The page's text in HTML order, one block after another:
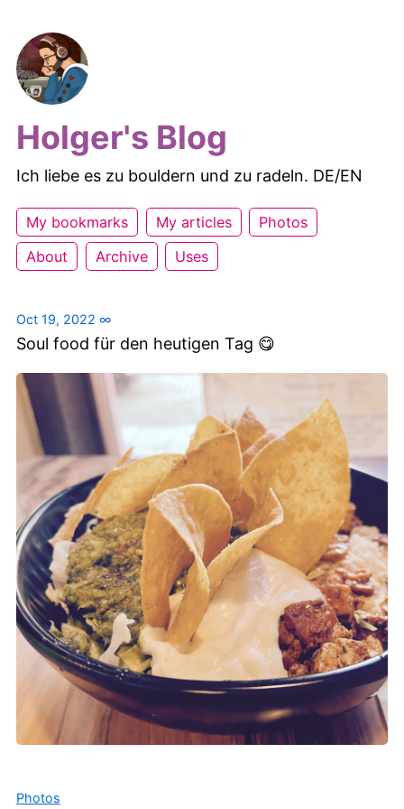
Holger's Blog
Ich liebe es zu bouldern und zu radeln. DE/EN
My bookmarks My articles
Photos
About
Archive Uses
Oct 19, 2022 ∞
Soul food für den heutigen Tag 😋
Photos